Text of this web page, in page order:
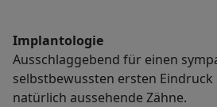
Implantologie
Ausschlaggebend für einen
selbstbewussten ersten Eindruck
natürlich aussehende Zähne.